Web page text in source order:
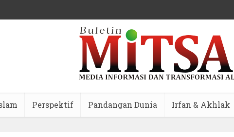
Perspektif Pandangan Dunia Irfan & Akhlak